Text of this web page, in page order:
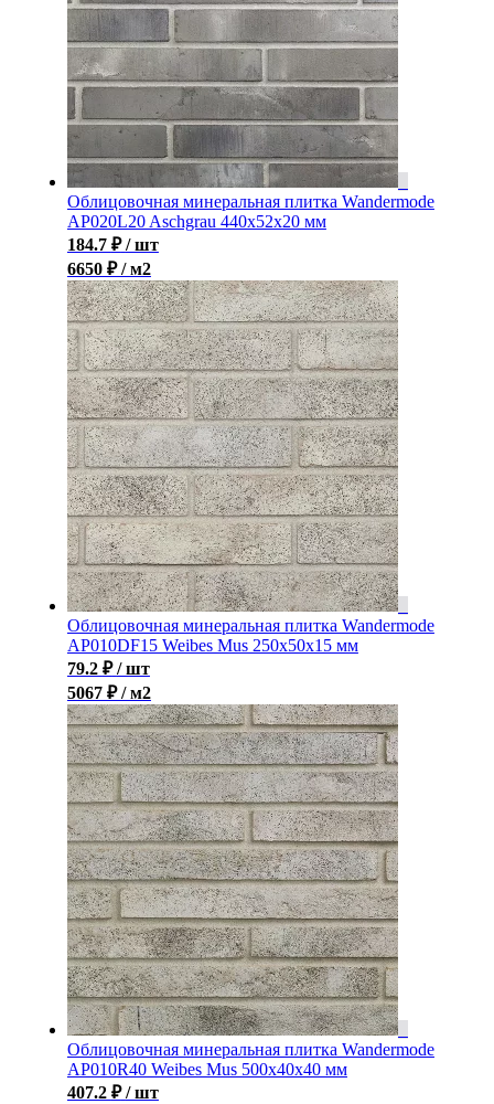
Облицовочная минеральная плитка Wandermode
AP020L20 Aschgrau 440x52x20 мм
184.7 ₽ / шт
6650 ₽ / м2
Облицовочная минеральная плитка Wandermode
AP010DF15 Weibes Mus 250x50x15 мм
79.2 ₽ / шт
5067 ₽ / м2
Облицовочная минеральная плитка Wandermode
AP010R40 Weibes Mus 500x40x40 мм
407.2 ₽ / шт